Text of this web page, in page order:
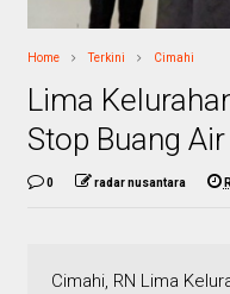
Home Terkini Cimahi
Lima
Stop Buang
0 radar nusantara
Cimahi, RN Lima